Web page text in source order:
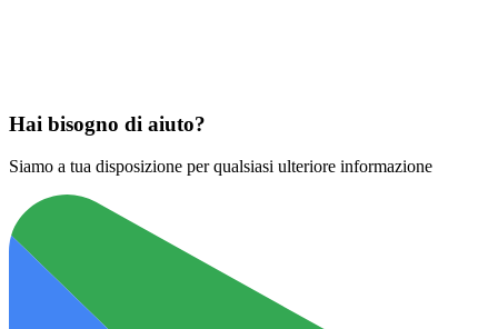
Hai bisogno di aiuto?
Siamo a tua disposizione per qualsiasi ulteriore informazione